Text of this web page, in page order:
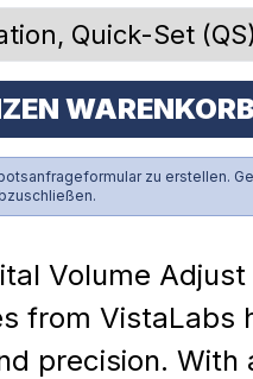
WARENKORB
zu erstellen.
Volume Adjust
from VistaLabs
precision. With